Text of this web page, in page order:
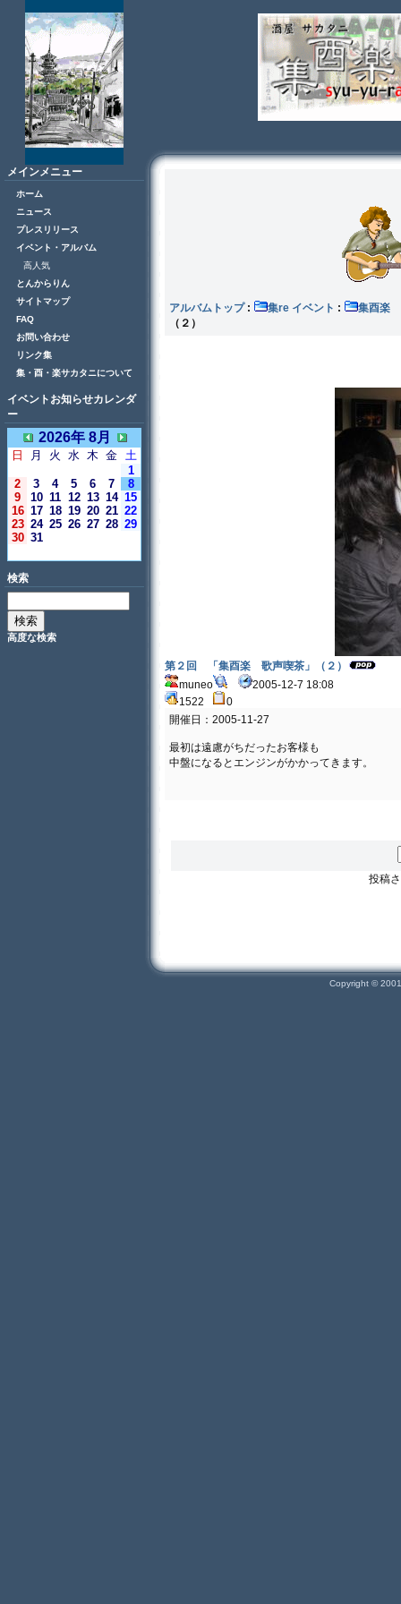
メインメニュー
ホーム
ニュース
プレスリリース
イベント・アルバム
高人気
とんからりん
サイトマップ
FAQ
お問い合わせ
リンク集
集・酉・楽サカタニについて
イベントお知らせカレンダ
ー
2026年 8月
日 月 火 水 木 金 土
1
2
3 4 5 6 7
8
9
10 11 12 13 14 15
16 17 18 19 20 21 22
23 24 25 26 27 28 29
30 31
検索
高度な検索
アルバムトップ: 集re イベント :
集酉
（２）
第２回 「集酉楽 歌声喫茶」（２）
muneo
2005-12-7 18:08
1522
0
開催日：2005-11-27
最初は遠慮がちだったお客様も
中盤になるとエンジンがかかってきます。
投稿
Copyright ©